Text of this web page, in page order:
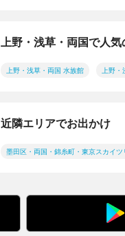
上野・浅草・両国で人
上野・浅草・両国 水族館 上野・
近隣エリアでお出かけ
墨田区・両国・錦糸町・東京スカイ